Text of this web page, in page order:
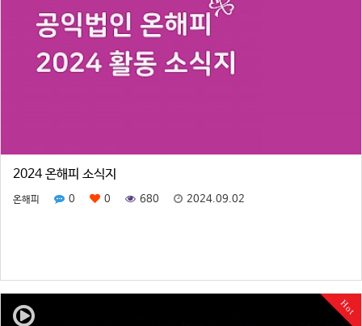
2024 온해피 소식지
온해피 0 0 680 2024.09.02
Hot